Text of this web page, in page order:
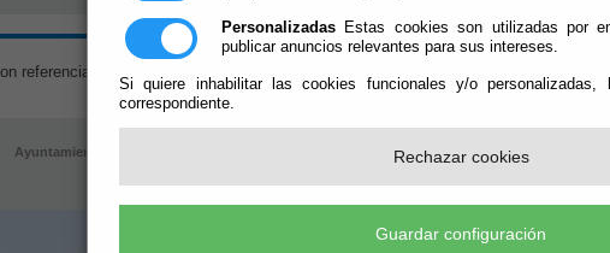
Personalizadas Estas cookies son utilizadas por
publicar anuncios relevantes para sus intereses.
Si quiere inhabilitar las cookies funcionales y/o
correspondiente.
Rechazar cookies
Guardar configuración
referencia
Ayuntamiento de Bentarique (P-0402800-G)
- AyuntamPlaza de la Constitución, 3 - 04569